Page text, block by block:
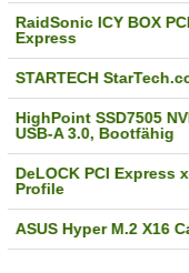
RaidSonic ICY BOX
Express
STARTECH
HighPoint SSD7505
USB-A 3.0, Bootfähig
DeLOCK PCI Express
Profile
ASUS Hyper M.2 X16